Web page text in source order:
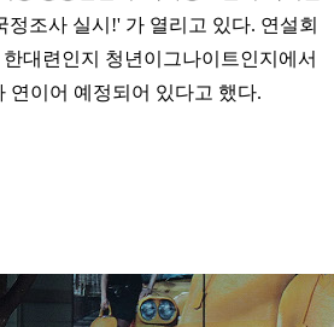
정조사 실시!' 가 열리고 있다. 연설회
대련인지 청년이그나이트인지에서
연이어 예정되어 있다고 했다.